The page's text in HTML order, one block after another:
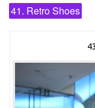
41. Retro Shoes